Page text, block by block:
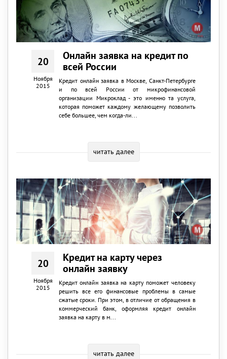
20
Ноября
2015
Онлайн заявка на кредит по
всей России
Кредит онлайн заявка в Москве, Санкт-Петербурге
и по всей России от микрофинансовой
организации Микроклад - это именно та услуга,
которая поможет каждому желающему позволить
себе большее, чем когда-ли...
читать далее
20
Ноября
2015
Кредит на карту через
онлайн заявку
Кредит онлайн заявка на карту поможет человеку
решить все его финансовые проблемы в самые
сжатые сроки. При этом, в отличие от обращения в
коммерческий банк, оформляя кредит онлайн
заявка на карту в м...
читать далее